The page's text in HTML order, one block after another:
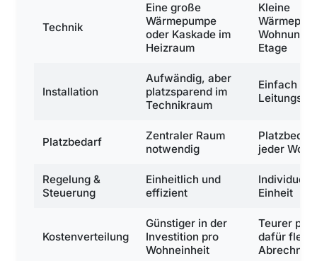
Technik
Eine große
Wärmepumpe
oder Kaskade im
Heizraum
Kleine
Wohnung
Etage
Installation
Aufwändig, aber
platzsparend im
Technikraum
Einfach
Platzbedarf
Zentraler Raum
notwendig
jeder
Regelung &
Steuerung
Einheitlich und
effizient
Individuell
Einheit
Kostenverteilung
Günstiger in der
Investition pro
Wohneinheit
Teurer pro
dafür